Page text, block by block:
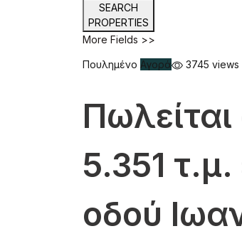
SEARCH
PROPERTIES
More Fields >>
Πουλημένο Αγορά 3745 views
5.351 τ.μ.
οδού